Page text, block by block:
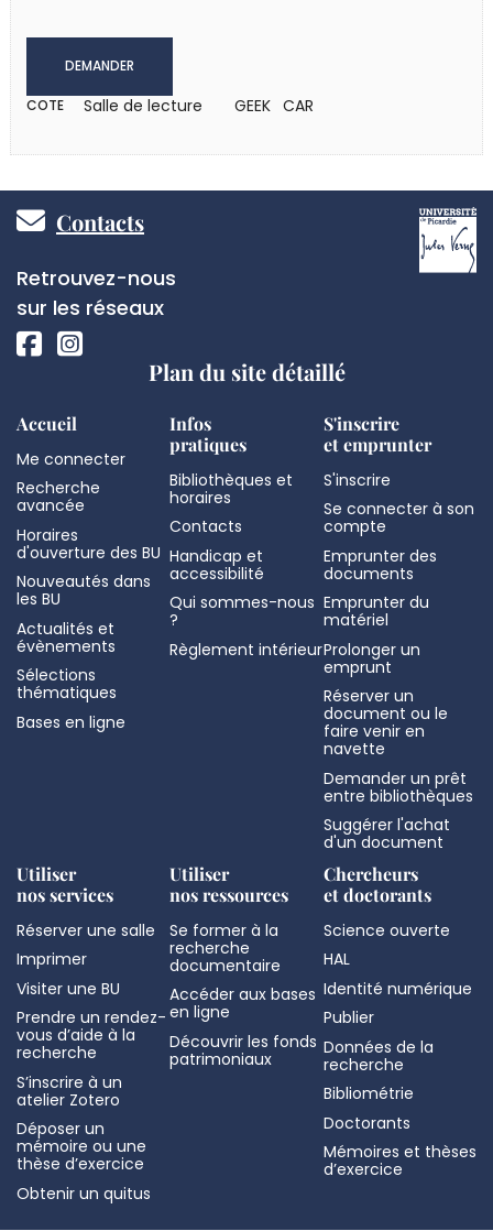
DEMANDER
COTE Salle de lecture GEEK CAR
Pied
de
page
Contacts
Réseaux
sociaux
Retrouvez-nous
sur les réseaux
Plan du site détaillé
Accueil
Me connecter
Recherche
avancée
Horaires
d'ouverture des BU
Nouveautés dans
les BU
Actualités et
évènements
Sélections
thématiques
Bases en ligne
Infos
pratiques
Bibliothèques et
horaires
Contacts
Handicap et
accessibilité
Qui sommes-nous
?
Règlement intérieur
S'inscrire
et emprunter
S'inscrire
Se connecter à son
compte
Emprunter des
documents
Emprunter du
matériel
Prolonger un
emprunt
Réserver un
document ou le
faire venir en
navette
Demander un prêt
entre bibliothèques
Suggérer l'achat
d'un document
Utiliser
nos services
Réserver une salle
Imprimer
Visiter une BU
Prendre un rendez-
vous d’aide à la
recherche
S’inscrire à un
atelier Zotero
Déposer un
mémoire ou une
thèse d’exercice
Obtenir un quitus
Utiliser
nos ressources
Se former à la
recherche
documentaire
Accéder aux bases
en ligne
Découvrir les fonds
patrimoniaux
Chercheurs
et doctorants
Science ouverte
HAL
Identité numérique
Publier
Données de la
recherche
Bibliométrie
Doctorants
Mémoires et thèses
d’exercice